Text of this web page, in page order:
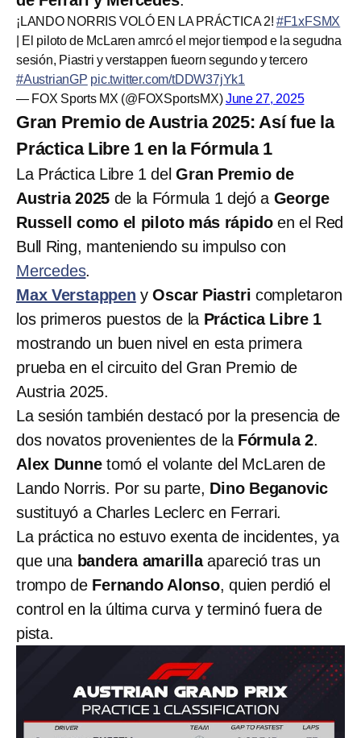
¡LANDO NORRIS VOLÓ EN LA PRÁCTICA 2! #F1xFSMX
| El piloto de McLaren amrcó el mejor tiempod e la segudna
sesión, Piastri y verstappen fueorn segundo y tercero
#AustrianGP pic.twitter.com/tDDW37jYk1
— FOX Sports MX (@FOXSportsMX)June 27, 2025
Gran Premio de Austria 2025: Así fue la
Práctica Libre 1 en la Fórmula 1
La Práctica Libre 1 delGran Premio de
Austria 2025 de la Fórmula 1 dejó a George
Russell como el piloto más rápidoen el Red
Bull Ring, manteniendo su impulso con
Mercedes.
Max Verstappen yOscar Piastri completaron
los primeros puestos de la Práctica Libre 1
mostrando un buen nivel en esta primera
prueba en el circuito del Gran Premio de
Austria 2025.
La sesión también destacó por la presencia de
dos novatos provenientes de la Fórmula 2.
Alex Dunne tomó el volante del McLaren de
Lando Norris. Por su parte, Dino Beganovic
sustituyó a Charles Leclerc en Ferrari.
La práctica no estuvo exenta de incidentes, ya
que una bandera amarillaapareció tras un
trompo de Fernando Alonso, quien perdió el
control en la última curva y terminó fuera de
pista.